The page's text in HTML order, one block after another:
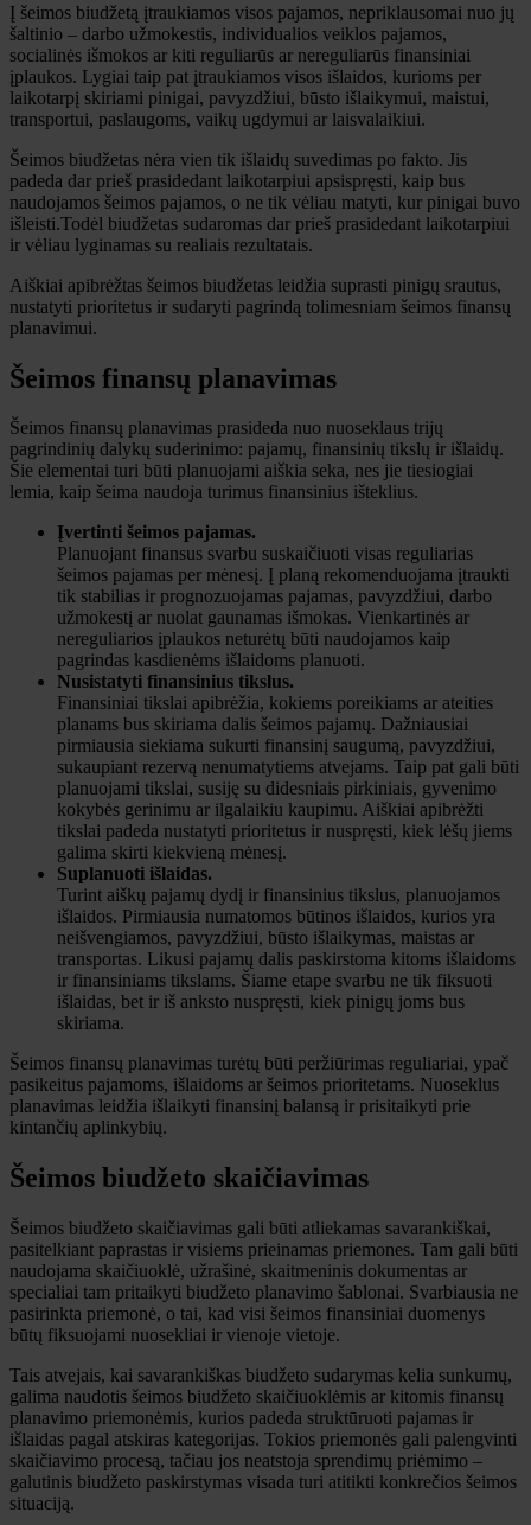
Į šeimos biudžetą įtraukiamos visos pajamos, nepriklausomai nuo jų
šaltinio – darbo užmokestis, individualios veiklos pajamos,
socialinės išmokos ar kiti reguliarūs ar nereguliarūs finansiniai
įplaukos. Lygiai taip pat įtraukiamos visos išlaidos, kurioms per
laikotarpį skiriami pinigai, pavyzdžiui, būsto išlaikymui, maistui,
transportui, paslaugoms, vaikų ugdymui ar laisvalaikiui.
Šeimos biudžetas nėra vien tik išlaidų suvedimas po fakto. Jis
padeda dar prieš prasidedant laikotarpiui apsispręsti, kaip bus
naudojamos šeimos pajamos, o ne tik vėliau matyti, kur pinigai buvo
išleisti.Todėl biudžetas sudaromas dar prieš prasidedant laikotarpiui
ir vėliau lyginamas su realiais rezultatais.
Aiškiai apibrėžtas šeimos biudžetas leidžia suprasti pinigų srautus,
nustatyti prioritetus ir sudaryti pagrindą tolimesniam šeimos finansų
planavimui.
Šeimos finansų planavimas
Šeimos finansų planavimas prasideda nuo nuoseklaus trijų
pagrindinių dalykų suderinimo: pajamų, finansinių tikslų ir išlaidų.
Šie elementai turi būti planuojami aiškia seka, nes jie tiesiogiai
lemia, kaip šeima naudoja turimus finansinius išteklius.
Įvertinti šeimos pajamas.
Planuojant finansus svarbu suskaičiuoti visas reguliarias
šeimos pajamas per mėnesį. Į planą rekomenduojama įtraukti
tik stabilias ir prognozuojamas pajamas, pavyzdžiui, darbo
užmokestį ar nuolat gaunamas išmokas. Vienkartinės ar
nereguliarios įplaukos neturėtų būti naudojamos kaip
pagrindas kasdienėms išlaidoms planuoti.
Nusistatyti finansinius tikslus.
Finansiniai tikslai apibrėžia, kokiems poreikiams ar ateities
planams bus skiriama dalis šeimos pajamų. Dažniausiai
pirmiausia siekiama sukurti finansinį saugumą, pavyzdžiui,
sukaupiant rezervą nenumatytiems atvejams. Taip pat gali būti
planuojami tikslai, susiję su didesniais pirkiniais, gyvenimo
kokybės gerinimu ar ilgalaikiu kaupimu. Aiškiai apibrėžti
tikslai padeda nustatyti prioritetus ir nuspręsti, kiek lėšų jiems
galima skirti kiekvieną mėnesį.
Suplanuoti išlaidas.
Turint aiškų pajamų dydį ir finansinius tikslus, planuojamos
išlaidos. Pirmiausia numatomos būtinos išlaidos, kurios yra
neišvengiamos, pavyzdžiui, būsto išlaikymas, maistas ar
transportas. Likusi pajamų dalis paskirstoma kitoms išlaidoms
ir finansiniams tikslams. Šiame etape svarbu ne tik fiksuoti
išlaidas, bet ir iš anksto nuspręsti, kiek pinigų joms bus
skiriama.
Šeimos finansų planavimas turėtų būti peržiūrimas reguliariai, ypač
pasikeitus pajamoms, išlaidoms ar šeimos prioritetams. Nuoseklus
planavimas leidžia išlaikyti finansinį balansą ir prisitaikyti prie
kintančių aplinkybių.
Šeimos biudžeto skaičiavimas
Šeimos biudžeto skaičiavimas gali būti atliekamas savarankiškai,
pasitelkiant paprastas ir visiems prieinamas priemones. Tam gali būti
naudojama skaičiuoklė, užrašinė, skaitmeninis dokumentas ar
specialiai tam pritaikyti biudžeto planavimo šablonai. Svarbiausia ne
pasirinkta priemonė, o tai, kad visi šeimos finansiniai duomenys
būtų fiksuojami nuosekliai ir vienoje vietoje.
Tais atvejais, kai savarankiškas biudžeto sudarymas kelia sunkumų,
galima naudotis šeimos biudžeto skaičiuoklėmis ar kitomis finansų
planavimo priemonėmis, kurios padeda struktūruoti pajamas ir
išlaidas pagal atskiras kategorijas. Tokios priemonės gali palengvinti
skaičiavimo procesą, tačiau jos neatstoja sprendimų priėmimo –
galutinis biudžeto paskirstymas visada turi atitikti konkrečios šeimos
situaciją.